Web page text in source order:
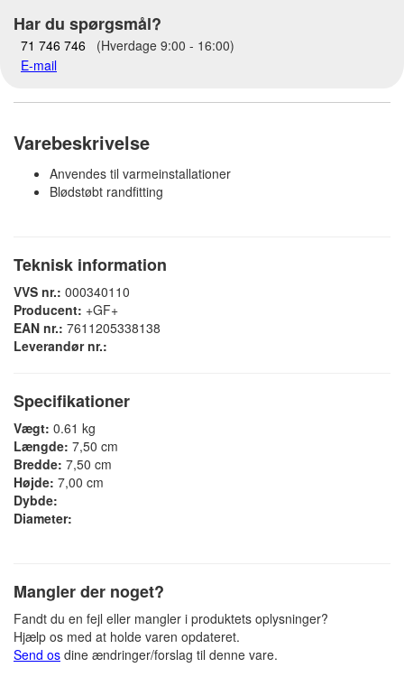
Har du spørgsmål?
71 746 746 (Hverdage 9:00 - 16:00)
E-mail
Varebeskrivelse
Anvendes til varmeinstallationer
Blødstøbt randfitting
Teknisk information
VVS nr.: 000340110
Producent: +GF+
EAN nr.: 7611205338138
Leverandør nr.:
Specifikationer
Vægt: 0.61 kg
Længde: 7,50 cm
Bredde: 7,50 cm
Højde: 7,00 cm
Dybde:
Diameter:
Mangler der noget?
Fandt du en fejl eller mangler i produktets oplysninger?
Hjælp os med at holde varen opdateret.
Send os dine ændringer/forslag til denne vare.